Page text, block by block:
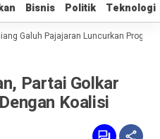
Bisnis Politik Teknologi
Bisnis Politik Teknologi
Galuh Pajajaran Luncurkan Program
Partai Golkar
Koalisi